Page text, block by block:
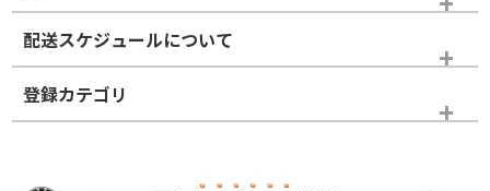
※商品ランクは出品者の主観により判断しておりますので、あら
かじめご了承ください。
ホイールランク
配送スケジュールについて
登録カテゴリ
スタッドレスタイヤホイールセット